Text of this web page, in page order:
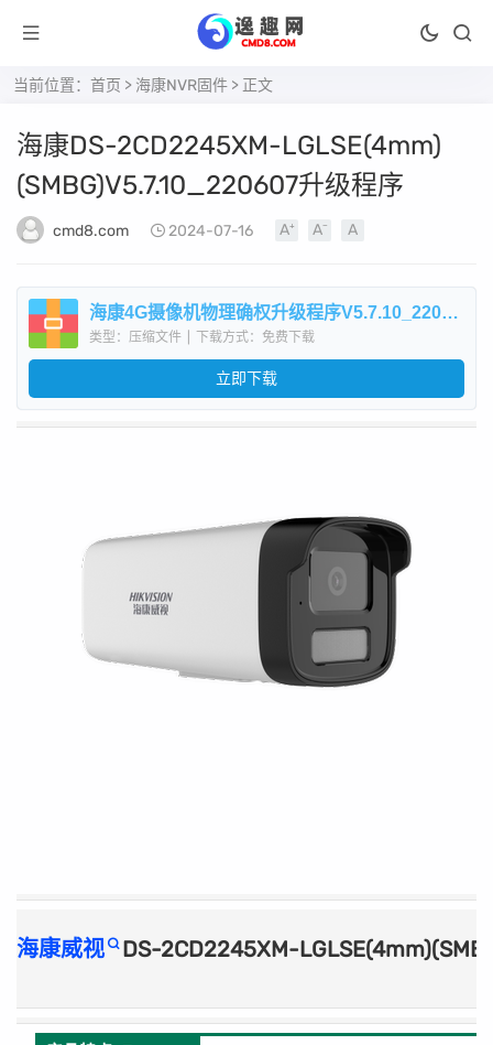
当前位置： 首页 > 海康NVR固件 > 正文
海康DS-2CD2245XM-LGLSE(4mm)
(SMBG)V5.7.10_220607升级程序
cmd8.com 2024-07-16
海康4G摄像机物理确权升级程序V5.7.10_2206074.zip
类型：压缩文件 下载方式：免费下载
立即下载
海康威视 DS-2CD2245XM-